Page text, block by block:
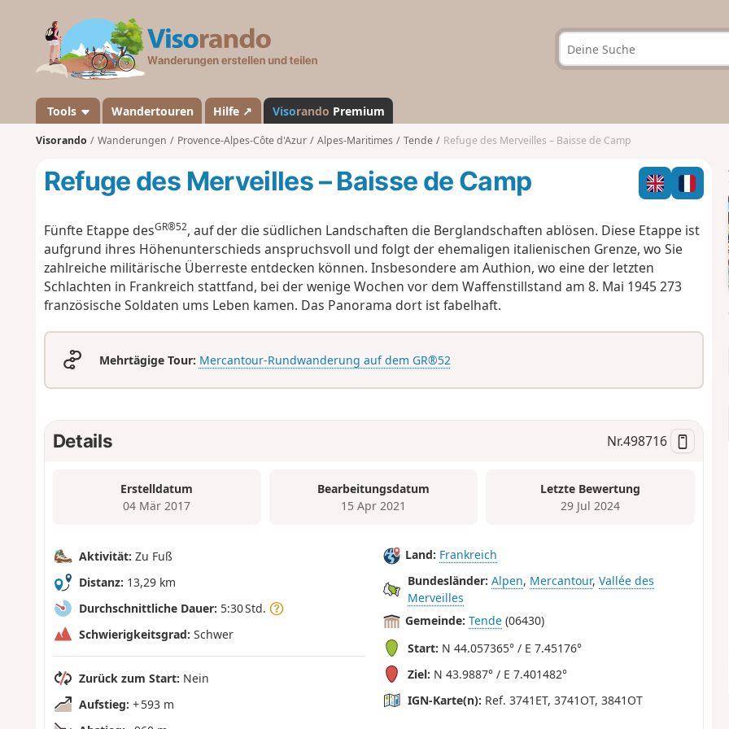
a
n
d
Tools Wandertouren Hilfe ↗ Visorando Premium
Visorando Wanderungen Provence-Alpes-Côte d'Azur Alpes-Maritimes Tende Refuge des Merveilles – Baisse de Camp
Refuge des Merveilles – Baisse de Camp
Fünfte Etappe desGR®52, auf der die südlichen Landschaften die Berglandschaften ablösen. Diese Etappe ist
aufgrund ihres Höhenunterschieds anspruchsvoll und folgt der ehemaligen italienischen Grenze, wo Sie
zahlreiche militärische Überreste entdecken können. Insbesondere am Authion, wo eine der letzten
Schlachten in Frankreich stattfand, bei der wenige Wochen vor dem Waffenstillstand am 8. Mai 1945 273
französische Soldaten ums Leben kamen. Das Panorama dort ist fabelhaft.
Mehrtägige Tour: Mercantour-Rundwanderung auf dem GR®52
Details Nr.498716
Erstelldatum
04 Mär 2017
Bearbeitungsdatum
15 Apr 2021
Letzte Bewertung
29 Jul 2024
Aktivität: Zu Fuß
Distanz: 13,29 km
Durchschnittliche Dauer: 5:30 Std.
Schwierigkeitsgrad: Schwer
Zurück zum Start: Nein
Aufstieg: + 593 m
Land: Frankreich
Bundesländer: Alpen, Mercantour,Vallée des
Merveilles
Gemeinde: Tende (06430)
Start: N 44.057365° / E 7.45176°
Ziel: N 43.9887° / E 7.401482°
IGN-Karte(n): Ref. 3741ET, 3741OT, 3841OT